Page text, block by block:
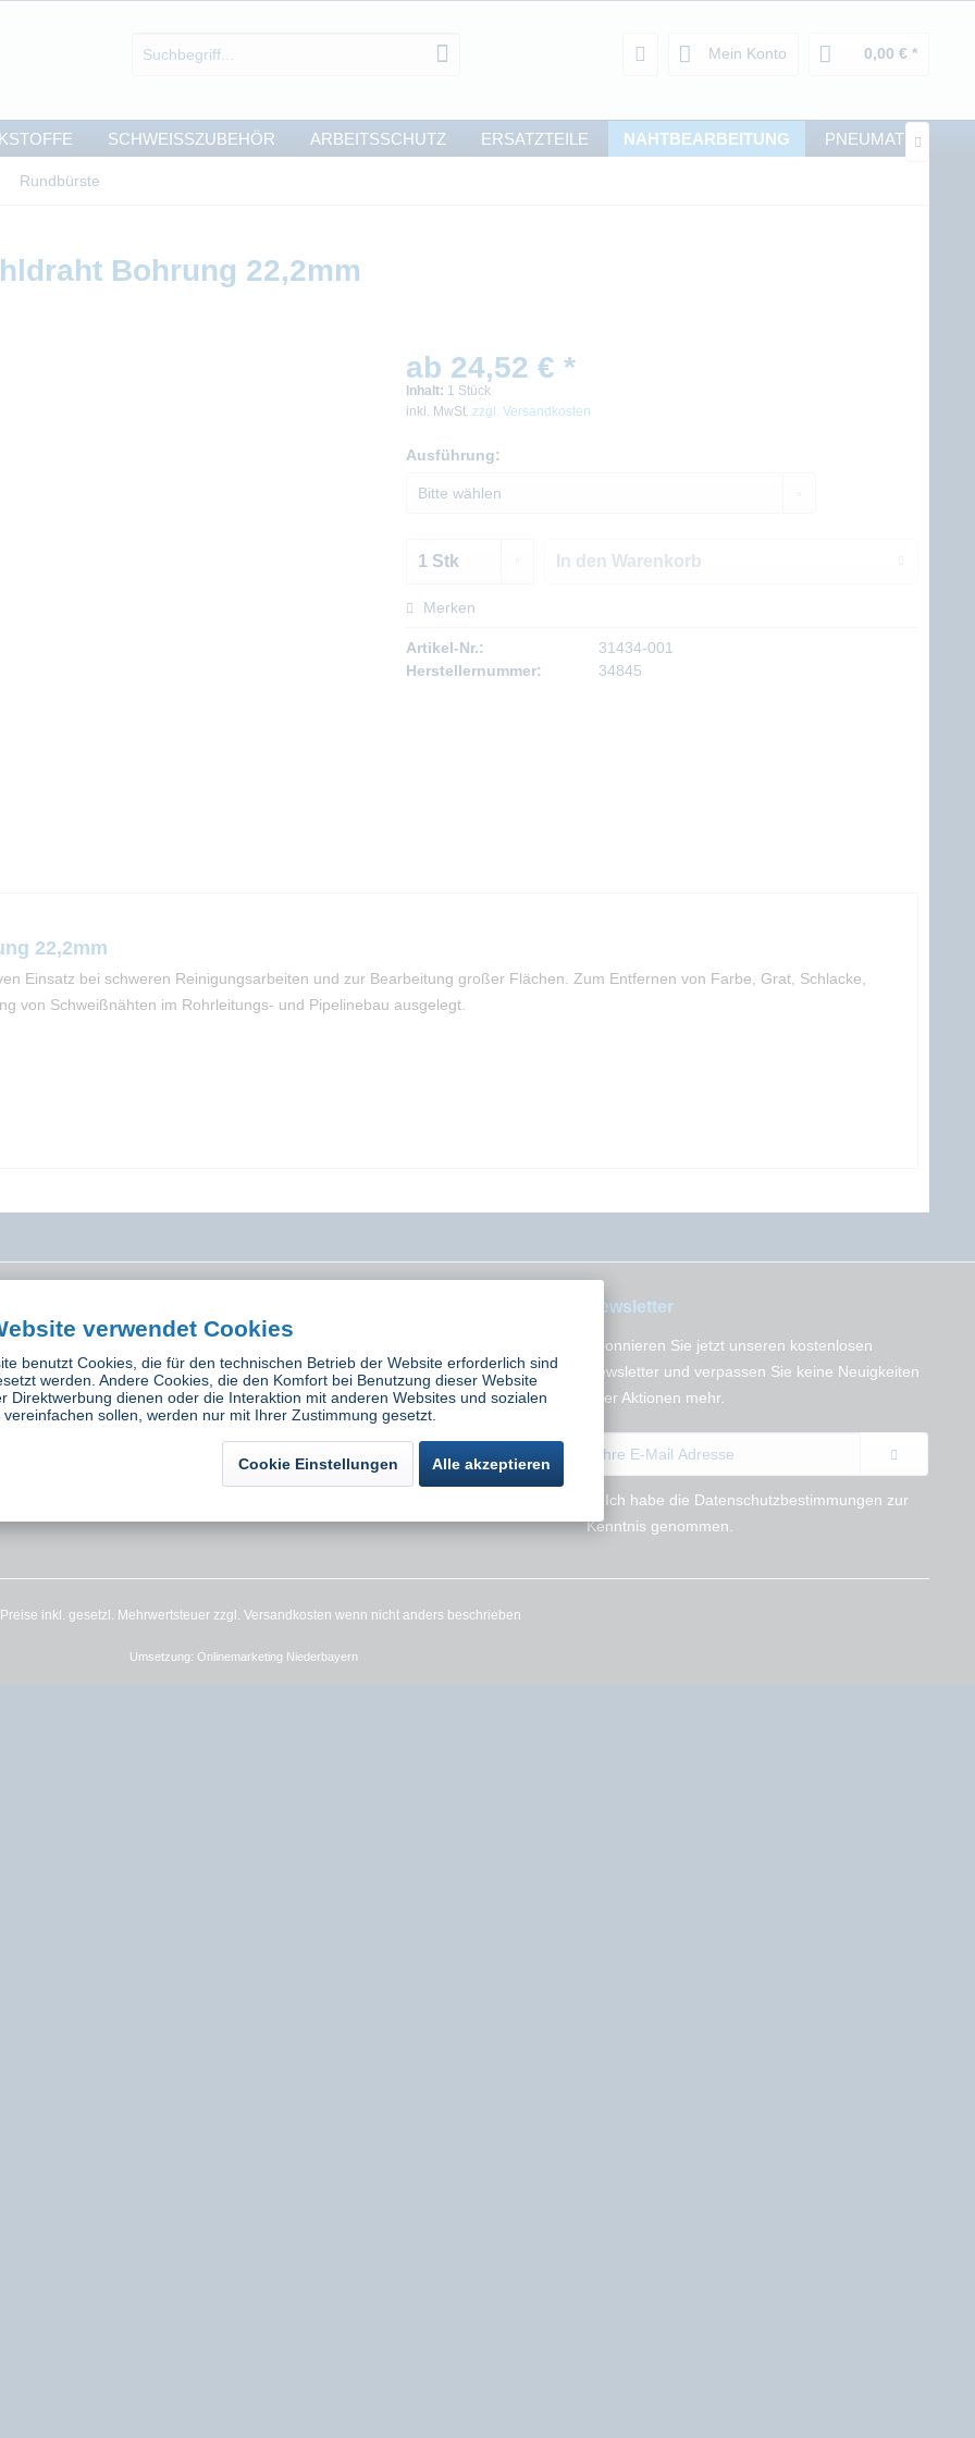
Mein Konto 0,00 € *
SCHWEISSZUBEHÖR ARBEITSSCHUTZ ERSATZTEILE NAHTBEARBEITUNG PNEUMATIK
Rundbürste
Bohrung 22,2mm
ab 24,52 € *
Inhalt: 1 Stück
inkl. MwSt. zzgl. Versandkosten
Ausführung:
In den Warenkorb
Merken
Artikel-Nr.:
31434-001
Herstellernummer:
34845
22,2mm
Einsatz bei schweren Reinigungsarbeiten und zur Bearbeitung großer Flächen. Zum Entfernen von Farbe, Grat, Schlacke,
von Schweißnähten im Rohrleitungs- und Pipelinebau ausgelegt.
Versand und Zahlungsbedingungen
Widerrufsbelehrung
Datenschutz
AGB
Impressum
Newsletter
Abonnieren Sie jetzt unseren kostenlosen
Newsletter und verpassen Sie keine Neuigkeiten
oder Aktionen mehr.
Ich habe die Datenschutzbestimmungen zur
Kenntnis genommen.
inkl. gesetzl. Mehrwertsteuer zzgl. Versandkosten wenn nicht anders beschrieben
Umsetzung: Onlinemarketing Niederbayern
verwendet Cookies
benutzt Cookies, die für den technischen Betrieb der Website erforderlich sind
werden. Andere Cookies, die den Komfort bei Benutzung dieser Website
Direktwerbung dienen oder die Interaktion mit anderen Websites und sozialen
vereinfachen sollen, werden nur mit Ihrer Zustimmung gesetzt.
Cookie Einstellungen Alle akzeptieren